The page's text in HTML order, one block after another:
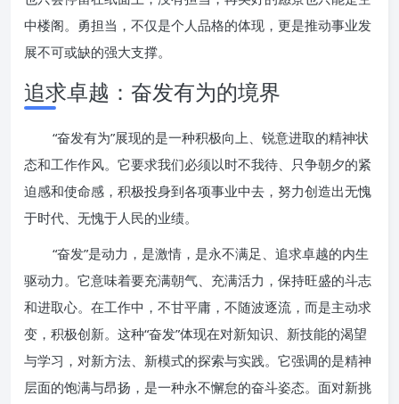
中楼阁。勇担当，不仅是个人品格的体现，更是推动事业发
展不可或缺的强大支撑。
追求卓越：奋发有为的境界
“奋发有为”展现的是一种积极向上、锐意进取的精神状
态和工作作风。它要求我们必须以时不我待、只争朝夕的紧
迫感和使命感，积极投身到各项事业中去，努力创造出无愧
于时代、无愧于人民的业绩。
“奋发”是动力，是激情，是永不满足、追求卓越的内生
驱动力。它意味着要充满朝气、充满活力，保持旺盛的斗志
和进取心。在工作中，不甘平庸，不随波逐流，而是主动求
变，积极创新。这种“奋发”体现在对新知识、新技能的渴望
与学习，对新方法、新模式的探索与实践。它强调的是精神
层面的饱满与昂扬，是一种永不懈怠的奋斗姿态。面对新挑